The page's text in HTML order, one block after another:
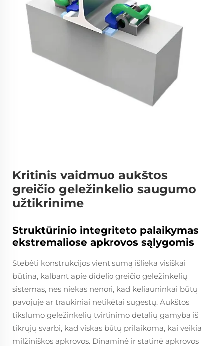
Kritinis vaidmuo aukštos
greičio geležinkelio saugumo
užtikrinime
Struktūrinio integriteto palaikymas
ekstremaliose apkrovos sąlygomis
Stebėti konstrukcijos vientisumą išlieka visiškai
būtina, kalbant apie didelio greičio geležinkelių
sistemas, nes niekas nenori, kad keliauninkai būtų
pavojuje ar traukiniai netikėtai sugestų. Aukštos
tikslumo geležinkelių tvirtinimo detalių gamyba iš
tikrųjų svarbi, kad viskas būtų prilaikoma, kai veikia
milžiniškos apkrovos. Dinaminė ir statinė apkrovos